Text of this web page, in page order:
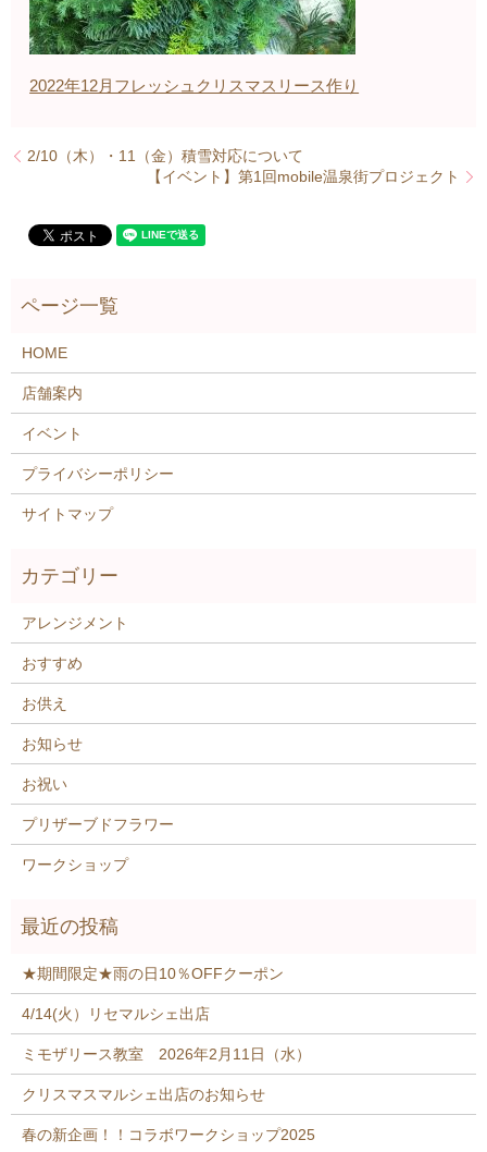
2022年12月フレッシュクリスマスリース作り
2/10（木）・11（金）積雪対応について
【イベント】第1回mobile温泉街プロジェクト
HOME
店舗案内
イベント
プライバシーポリシー
サイトマップ
アレンジメント
おすすめ
お供え
お知らせ
お祝い
プリザーブドフラワー
ワークショップ
★期間限定★雨の日10％OFFクーポン
4/14(火）リセマルシェ出店
ミモザリース教室 2026年2月11日（水）
クリスマスマルシェ出店のお知らせ
春の新企画！！コラボワークショップ2025